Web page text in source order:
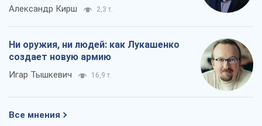
Александр Кирш 2,3 т.
Ни оружия, ни людей: как Лукашенко
создает новую армию
Игар Тышкевич 16,9 т.
Все мнения